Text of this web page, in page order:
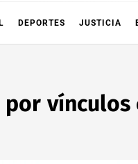
DEPORTES JUSTICIA
por